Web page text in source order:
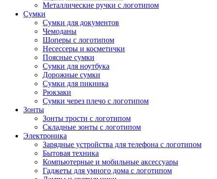
Металлические ручки с логотипом
Сумки
Сумки для документов
Чемоданы
Шоперы с логотипом
Несессеры и косметички
Поясные сумки
Сумки для ноутбука
Дорожные сумки
Сумки для пикника
Рюкзаки
Сумки через плечо с логотипом
Зонты
Зонты трости с логотипом
Складные зонты с логотипом
Электроника
Зарядные устройства для телефона с логотипом
Бытовая техника
Компьютерные и мобильные аксессуары
Гаджеты для умного дома с логотипом